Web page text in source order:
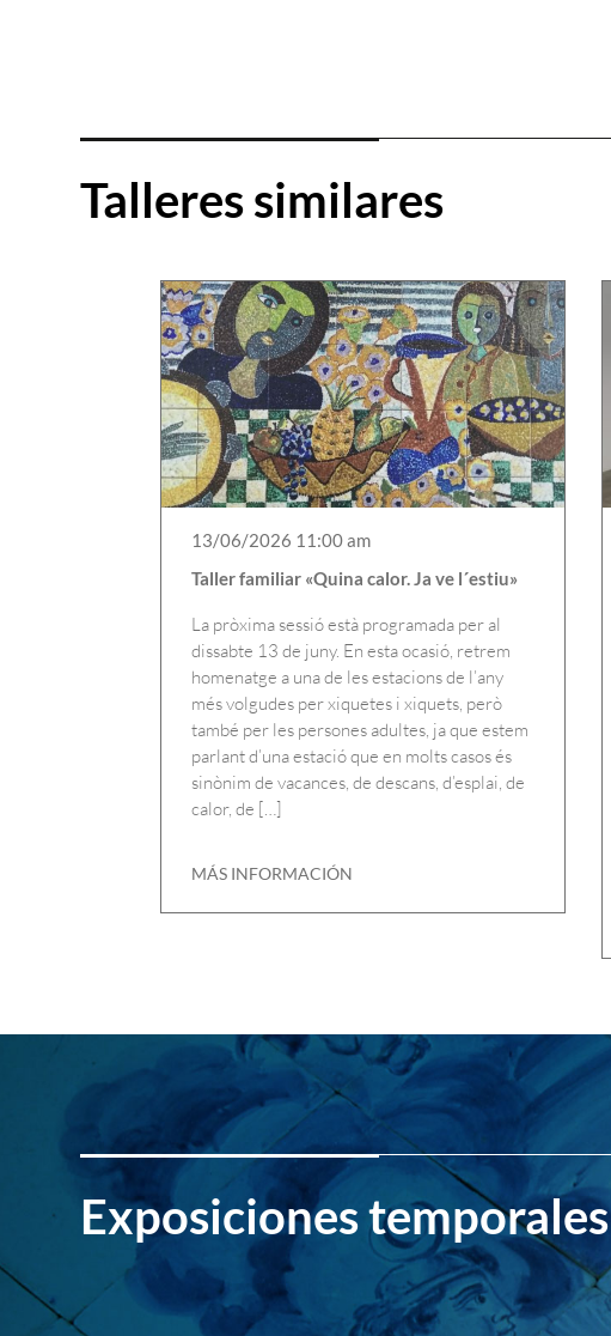
Talleres similares
13/06/2026 11:00 am
Taller familiar «Quina calor. Ja ve l´estiu»
La pròxima sessió està programada per al
dissabte 13 de juny. En esta ocasió, retrem
homenatge a una de les estacions de l’any
més volgudes per xiquetes i xiquets, però
també per les persones adultes, ja que estem
parlant d’una estació que en molts casos és
sinònim de vacances, de descans, d’esplai, de
calor, de […]
MÁS INFORMACIÓN
Exposiciones temporales